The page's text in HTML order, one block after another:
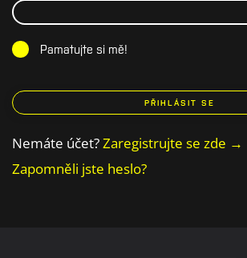
Pamatujte si mě!
Nemáte účet?Zaregistrujte se zde →
Zapomněli jste heslo?